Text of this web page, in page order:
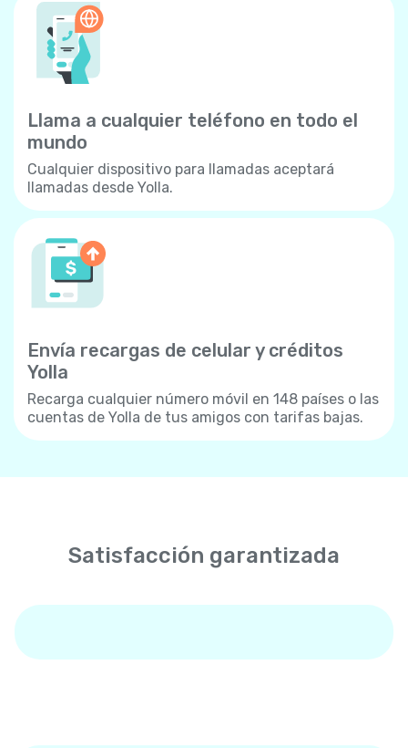
Llama a cualquier teléfono en todo el
mundo
Cualquier dispositivo para llamadas aceptará
llamadas desde Yolla.
Envía recargas de celular y créditos
Yolla
Recarga cualquier número móvil en 148 países o las
cuentas de Yolla de tus amigos con tarifas bajas.
Satisfacción garantizada